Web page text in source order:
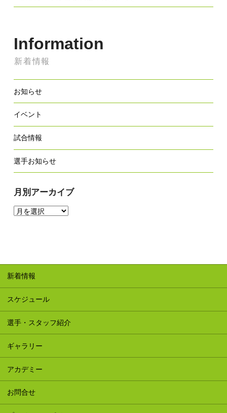
Information
新着情報
お知らせ
イベント
試合情報
選手お知らせ
月別アーカイブ
新着情報
スケジュール
選手・スタッフ紹介
ギャラリー
アカデミー
お問合せ